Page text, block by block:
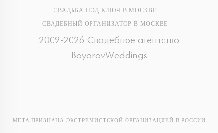
СВАДЬБА ПОД КЛЮЧ В МОСКВЕ
СВАДЕБНЫЙ ОРГАНИЗАТОР В МОСКВЕ
2009-2026 Свадебное агентство
BoyarovWeddings
META ПРИЗНАНА ЭКСТРЕМИСТСКОЙ ОРГАНИЗАЦИЕЙ В РОССИИ